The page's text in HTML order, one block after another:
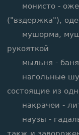
монисто -
("вздержка"),
мушорма,
рукояткой
мыльня - баня
нагольные
состоящие из
накрачеи -
наузы -